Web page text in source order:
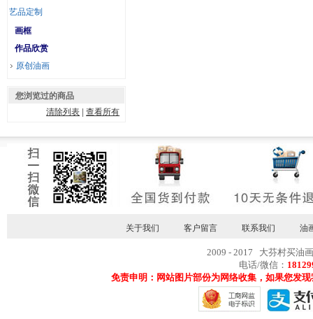
艺品定制
画框
作品欣赏
原创油画
您浏览过的商品
清除列表 |查看所有
关于我们 客户留言 联系我们 油
2009 - 2017 大芬村买油
电话/微信：
免责申明：网站图片部份为网络收集，如果您发